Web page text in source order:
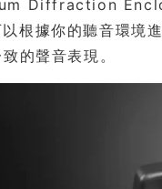
Diffraction
根據你的聽音環境
的聲音表現。